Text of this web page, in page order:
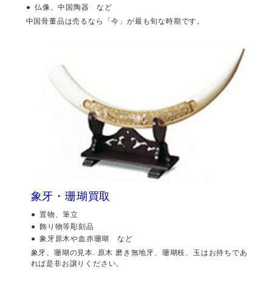
仏像、中国陶器 など
中国骨董品は売るなら「今」が最も旬な時期です。
象牙・珊瑚買取
置物、筆立
飾り物等彫刻品
象牙原木や血赤珊瑚 など
象牙、珊瑚の見本. 原木 磨き無地牙、珊瑚枝、玉はお持ちであ
れば是非お譲りください。